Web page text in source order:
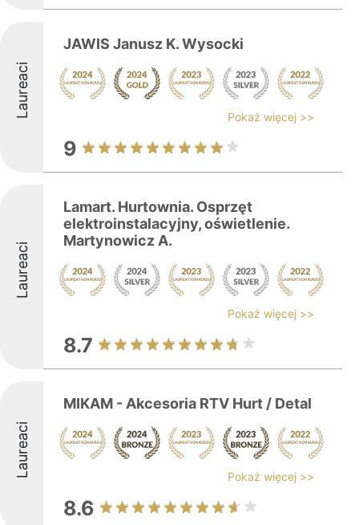
Laureaci
JAWIS Janusz K. Wysocki
Pokaż więcej >>
9
Laureaci
Lamart. Hurtownia. Osprzęt
elektroinstalacyjny, oświetlenie.
Martynowicz A.
Pokaż więcej >>
8.7
Laureaci
MIKAM - Akcesoria RTV Hurt / Detal
Pokaż więcej >>
8.6